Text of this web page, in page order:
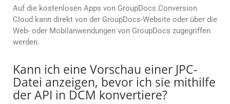
Auf die kostenlosen Apps von GroupDocs.Conversion
Cloud kann direkt von der GroupDocs-Website oder über die
Web- oder Mobilanwendungen von GroupDocs zugegriffen
werden.
Kann ich eine Vorschau einer JPC-
Datei anzeigen, bevor ich sie mithilfe
der API in DCM konvertiere?